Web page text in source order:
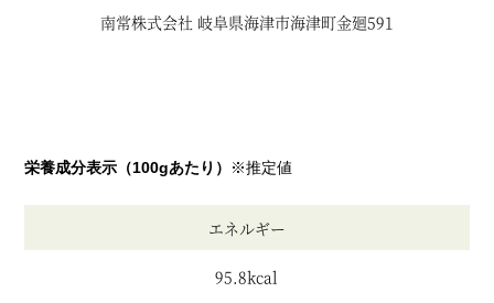
南常株式会社 岐阜県海津市海津町金廻591
栄養成分表示（100gあたり） ※推定値
エネルギー
95.8kcal